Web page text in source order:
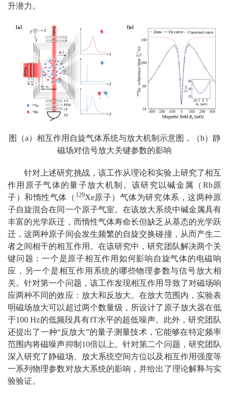
升潜力。
图（a）相互作用自旋气体系统与放大机制示意图，（b）静
磁场对信号放大关键参数的影响
针对上述研究挑战，该工作从理论和实验上研究了相互
作用原子气体的量子放大机制。该研究以碱金属（Rb原
子）和惰性气体（ 129Xe原子）气体为研究体系，这两种原
子自旋混合在同一个原子气室。在该放大系统中碱金属具有
丰富的光学跃迁，而惰性气体寿命长但缺乏从基态的光学跃
迁，这两种原子间会发生频繁的自旋交换碰撞，从而产生二
者之间相干的相互作用。在该研究中，研究团队解决两个关
键问题：一个是原子相互作用如何影响自旋气体的电磁响
应，另一个是相互作用系统的哪些物理参数与信号放大相
关。针对第一个问题，该工作发现相互作用导致了对磁场响
应两种不同的效应：放大和反放大。在放大范围内，实验表
明磁场放大可以超过两个数量级，所设计了原子放大器在低
于100 Hz的低频段具有fT水平的超低噪声。此外，研究团队
还提出了一种“反放大”的量子测量技术，它能够在特定频率
范围内将磁噪声抑制10倍以上。针对第二个问题，研究团队
深入研究了静磁场、放大系统空间方位以及相互作用强度等
一系列物理参数对放大系统的影响，并给出了理论解释与实
验验证。